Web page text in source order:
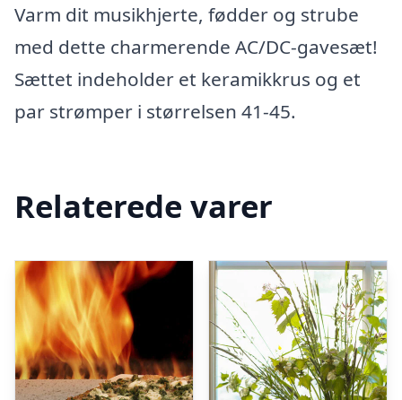
Varm dit musikhjerte, fødder og strube
med dette charmerende AC/DC-gavesæt!
Sættet indeholder et keramikkrus og et
par strømper i størrelsen 41-45.
Relaterede varer